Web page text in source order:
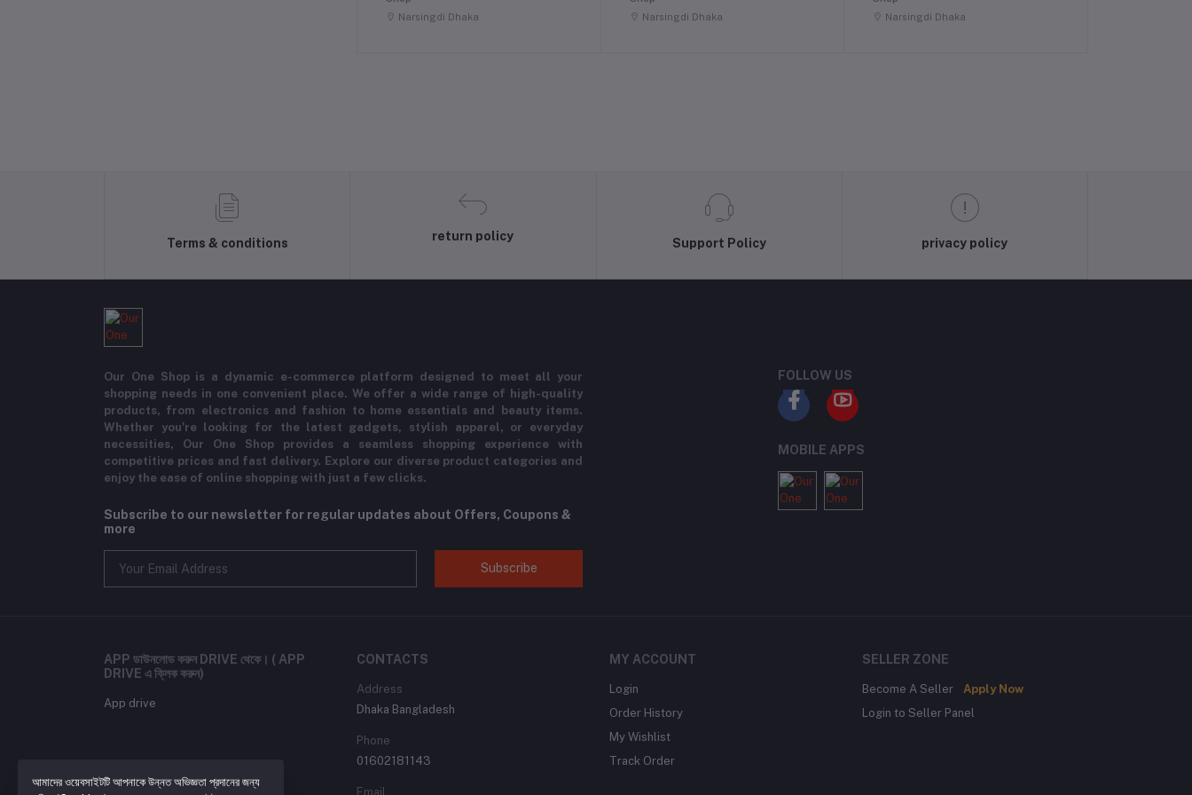
Narsingdi Dhaka Narsingdi Dhaka Narsingdi Dhaka
Terms & conditions
return policy
Support Policy privacy policy
Our One Shop is a dynamic e-commerce platform designed to meet all your
shopping needs in one convenient place. We offer a wide range of high-quality
products, from electronics and fashion to home essentials and beauty items.
Whether you're looking for the latest gadgets, stylish apparel, or everyday
necessities, Our One Shop provides a seamless shopping experience with
competitive prices and fast delivery. Explore our diverse product categories and
enjoy the ease of online shopping with just a few clicks.
Subscribe to our newsletter for regular updates about Offers, Coupons &
more
Subscribe
FOLLOW US
MOBILE APPS
APP ডাউনলোড করুন DRIVE থেকে। ( APP
DRIVE এ ক্লিক করুন)
App drive
CONTACTS
Address
Dhaka Bangladesh
Phone
01602181143
Email
MY ACCOUNT
Login
Order History
My Wishlist
Track Order
SELLER ZONE
Become A Seller
Apply Now
Login to Seller Panel
আমাদের ওয়েবসাইটটি আপনাকে উন্নত অভিজ্ঞতা প্রদানের জন্য